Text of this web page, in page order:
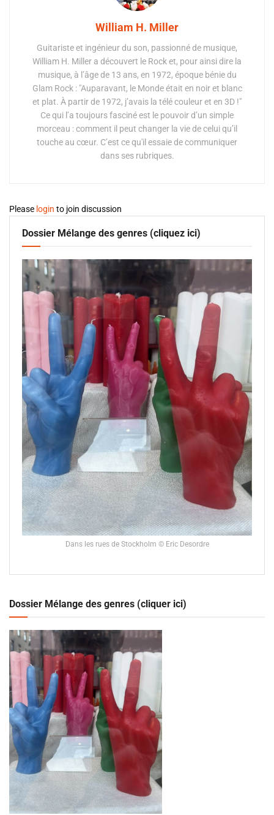
William H. Miller
Guitariste et ingénieur du son, passionné de musique,
William H. Miller a découvert le Rock et, pour ainsi dire la
musique, à l’âge de 13 ans, en 1972, époque bénie du
Glam Rock : "Auparavant, le Monde était en noir et blanc
et plat. À partir de 1972, j’avais la télé couleur et en 3D !"
Ce qui l’a toujours fasciné est le pouvoir d’un simple
morceau : comment il peut changer la vie de celui qu’il
touche au cœur. C’est ce qu'il essaie de communiquer
dans ses rubriques.
Please login to join discussion
Dossier Mélange des genres (cliquez ici)
Dans les rues de Stockholm © Eric Desordre
Dossier Mélange des genres (cliquer ici)